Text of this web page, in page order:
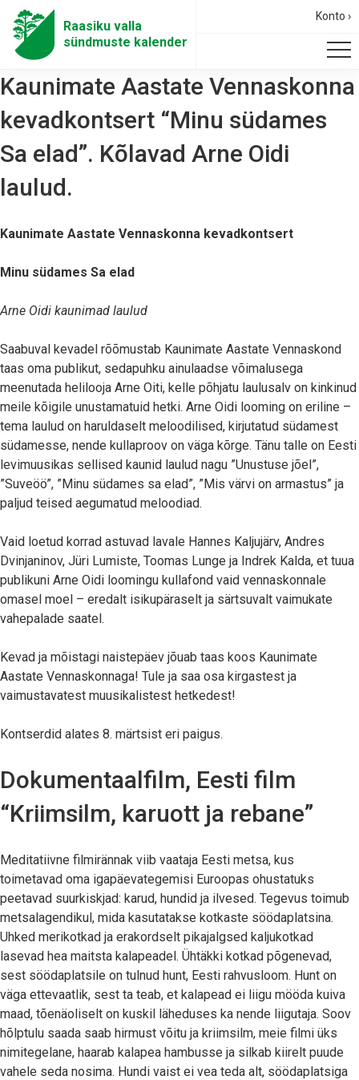
Raasiku valla
sündmuste kalender
Konto ›
Kaunimate Aastate Vennaskonna
kevadkontsert “Minu südames
Sa elad”. Kõlavad Arne Oidi
laulud.
Kaunimate Aastate Vennaskonna kevadkontsert
Minu südames Sa elad
Arne Oidi kaunimad laulud
Saabuval kevadel rõõmustab Kaunimate Aastate Vennaskond
taas oma publikut, sedapuhku ainulaadse võimalusega
meenutada helilooja Arne Oiti, kelle põhjatu laulusalv on kinkinud
meile kõigile unustamatuid hetki. Arne Oidi looming on eriline –
tema laulud on haruldaselt meloodilised, kirjutatud südamest
südamesse, nende kullaproov on väga kõrge. Tänu talle on Eesti
levimuusikas sellised kaunid laulud nagu ”Unustuse jõel”,
”Suveöö”, ”Minu südames sa elad”, ”Mis värvi on armastus” ja
paljud teised aegumatud meloodiad.
Vaid loetud korrad astuvad lavale Hannes Kaljujärv, Andres
Dvinjaninov, Jüri Lumiste, Toomas Lunge ja Indrek Kalda, et tuua
publikuni Arne Oidi loomingu kullafond vaid vennaskonnale
omasel moel – eredalt isikupäraselt ja särtsuvalt vaimukate
vahepalade saatel.
Kevad ja mõistagi naistepäev jõuab taas koos Kaunimate
Aastate Vennaskonnaga! Tule ja saa osa kirgastest ja
vaimustavatest muusikalistest hetkedest!
Kontserdid alates 8. märtsist eri paigus.
Dokumentaalfilm, Eesti film
“Kriimsilm, karuott ja rebane”
Meditatiivne filmirännak viib vaataja Eesti metsa, kus
toimetavad oma igapäevategemisi Euroopas ohustatuks
peetavad suurkiskjad: karud, hundid ja ilvesed. Tegevus toimub
metsalagendikul, mida kasutatakse kotkaste söödaplatsina.
Uhked merikotkad ja erakordselt pikajalgsed kaljukotkad
lasevad hea maitsta kalapeadel. Ühtäkki kotkad põgenevad,
sest söödaplatsile on tulnud hunt, Eesti rahvusloom. Hunt on
väga ettevaatlik, sest ta teab, et kalapead ei liigu mööda kuiva
maad, tõenäoliselt on kuskil läheduses ka nende liigutaja. Soov
hõlptulu saada saab hirmust võitu ja kriimsilm, meie filmi üks
nimitegelane, haarab kalapea hambusse ja silkab kiirelt puude
vahele seda nosima. Hundi vaist ei vea teda alt, söödaplatsiga